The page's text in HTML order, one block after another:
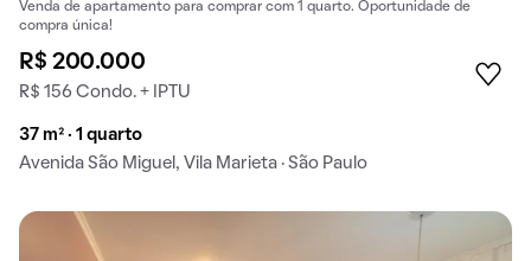
Venda de apartamento para comprar com 1 quarto. Oportunidade de
compra única!
R$ 200.000
R$ 156 Condo. + IPTU
37 m² · 1 quarto
Avenida São Miguel, Vila Marieta · São Paulo